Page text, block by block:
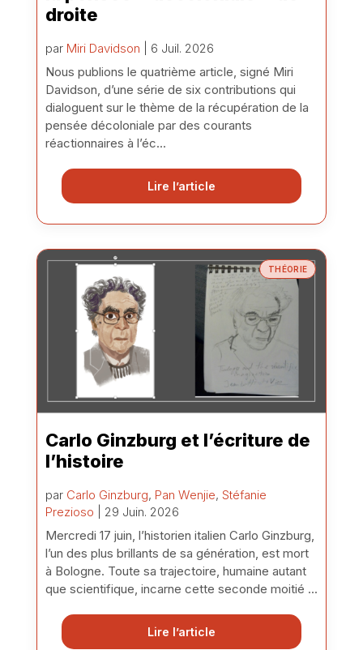
droite
par Miri Davidson | 6 Juil. 2026
Nous publions le quatrième article, signé Miri
Davidson, d’une série de six contributions qui
dialoguent sur le thème de la récupération de la
pensée décoloniale par des courants
réactionnaires à l’éc...
Lire l’article
THÉORIE
Carlo Ginzburg et l’écriture de
l’histoire
par Carlo Ginzburg, Pan Wenjie, Stéfanie
Prezioso | 29 Juin. 2026
Mercredi 17 juin, l’historien italien Carlo Ginzburg,
l’un des plus brillants de sa génération, est mort
à Bologne. Toute sa trajectoire, humaine autant
que scientifique, incarne cette seconde moitié ...
Lire l’article